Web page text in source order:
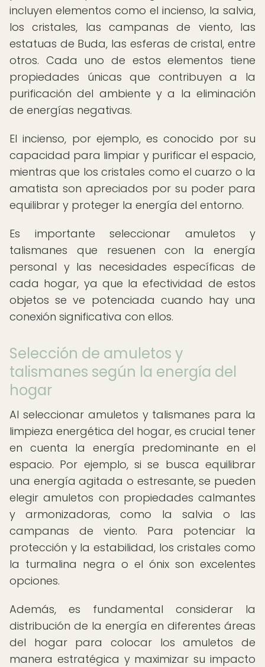
incluyen elementos como el incienso, la salvia,
los cristales, las campanas de viento, las
estatuas de Buda, las esferas de cristal, entre
otros. Cada uno de estos elementos tiene
propiedades únicas que contribuyen a la
purificación del ambiente y a la eliminación
de energías negativas.
El incienso, por ejemplo, es conocido por su
capacidad para limpiar y purificar el espacio,
mientras que los cristales como el cuarzo o la
amatista son apreciados por su poder para
equilibrar y proteger la energía del entorno.
Es importante seleccionar amuletos y
talismanes que resuenen con la energía
personal y las necesidades específicas de
cada hogar, ya que la efectividad de estos
objetos se ve potenciada cuando hay una
conexión significativa con ellos.
Selección de amuletos y
talismanes según la energía del
hogar
Al seleccionar amuletos y talismanes para la
limpieza energética del hogar, es crucial tener
en cuenta la energía predominante en el
espacio. Por ejemplo, si se busca equilibrar
una energía agitada o estresante, se pueden
elegir amuletos con propiedades calmantes
y armonizadoras, como la salvia o las
campanas de viento. Para potenciar la
protección y la estabilidad, los cristales como
la turmalina negra o el ónix son excelentes
opciones.
Además, es fundamental considerar la
distribución de la energía en diferentes áreas
del hogar para colocar los amuletos de
manera estratégica y maximizar su impacto